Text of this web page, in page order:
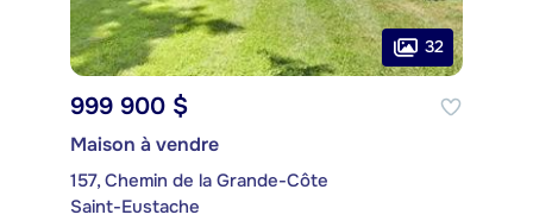
32
999 900 $
Maison à vendre
157, Chemin de la Grande-Côte
Saint-Eustache